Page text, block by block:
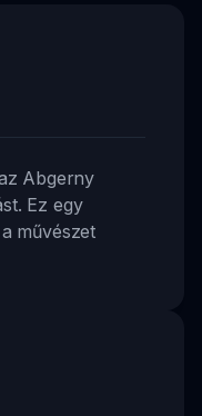
Abgerny
Ez egy
művészet